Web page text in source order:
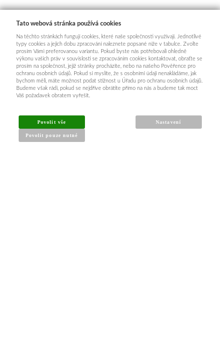
Tato webová stránka používá cookies
Na těchto stránkách fungují cookies, které naše společnosti využívají. Jednotlivé
typy cookies a jejich dobu zpracování naleznete popsané níže v tabulce. Zvolte
prosím Vámi preferovanou variantu. Pokud byste nás potřebovali ohledně
výkonu vašich práv v souvislosti se zpracováním cookies kontaktovat, obraťte se
prosím na společnost, jejíž stránky procházíte, nebo na našeho Pověřence pro
ochranu osobních údajů. Pokud si myslíte, že s osobními údaji nenakládáme, jak
bychom měli, máte možnost podat stížnost u Úřadu pro ochranu osobních údajů.
Budeme však rádi, pokud se nejdříve obrátíte přímo na nás a budeme tak moct
Váš požadavek obratem vyřešit.
Povolit vše
Povolit pouze nutné
Nastavení